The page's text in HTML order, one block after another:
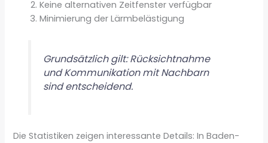
Keine alternativen Zeitfenster verfügbar
Minimierung der Lärmbelästigung
Grundsätzlich gilt: Rücksichtnahme
und Kommunikation mit Nachbarn
sind entscheidend.
Die Statistiken zeigen interessante Details: In Baden-